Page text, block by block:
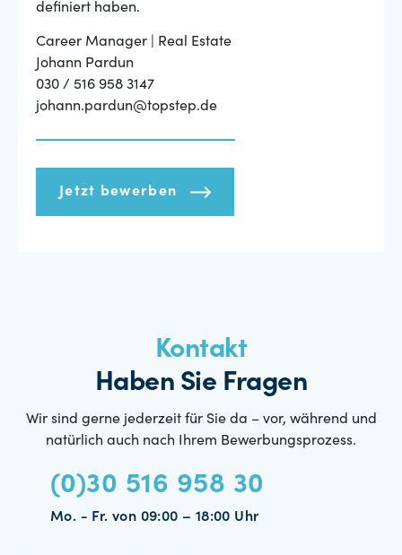
definiert haben.
Career Manager | Real Estate
Johann Pardun
030 / 516 958 3147
johann.pardun@topstep.de
Jetzt bewerben
Kontakt
Haben Sie Fragen
Wir sind gerne jederzeit für Sie da – vor, während und
natürlich auch nach Ihrem Bewerbungsprozess.
(0)30 516 958 30
Mo. - Fr. von 09:00 – 18:00 Uhr